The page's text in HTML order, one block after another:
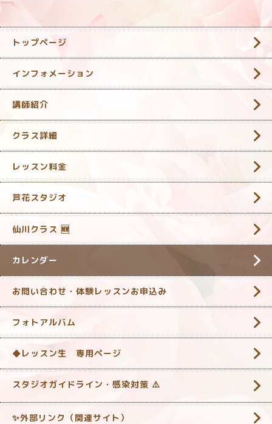
トップページ
インフォメーション
講師紹介
クラス詳細
レッスン料金
芦花スタジオ
仙川クラス 🆕
カレンダー
お問い合わせ・体験レッスンお申込み
フォトアルバム
◆レッスン生 専用ページ
スタジオガイドライン・感染対策 ‎⚠️
✨外部リンク（関連サイト）